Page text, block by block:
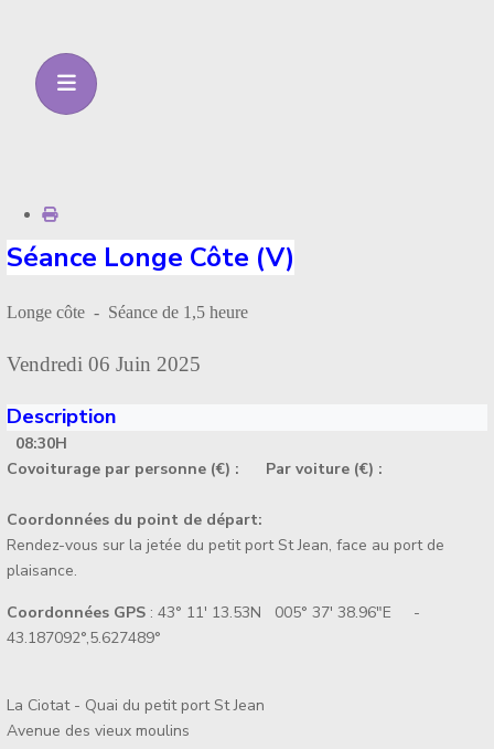
Séance Longe Côte (V)
Longe côte - Séance de 1,5 heure
Vendredi 06 Juin 2025
Description
08:30H
Covoiturage par personne (€) :
Par voiture (€) :
Coordonnées du point de départ:
Rendez-vous sur la jetée du petit port St Jean, face au port de
plaisance.
Coordonnées GPS : 43° 11' 13.53N 005° 37' 38.96"E -
43.187092°,5.627489°
La Ciotat - Quai du petit port St Jean
Avenue des vieux moulins